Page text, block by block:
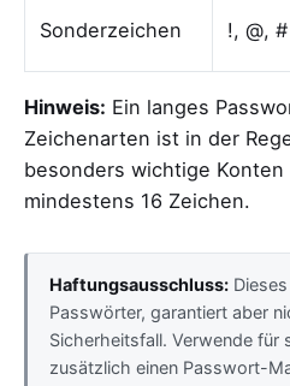
Sonderzeichen !, @, #
Hinweis: Ein langes
Zeichenarten ist in der
besonders wichtige
mindestens 16 Zeichen.
Haftungsausschluss:
Passwörter, garantiert aber
Sicherheitsfall. Verwende für
zusätzlich einen Passwort-